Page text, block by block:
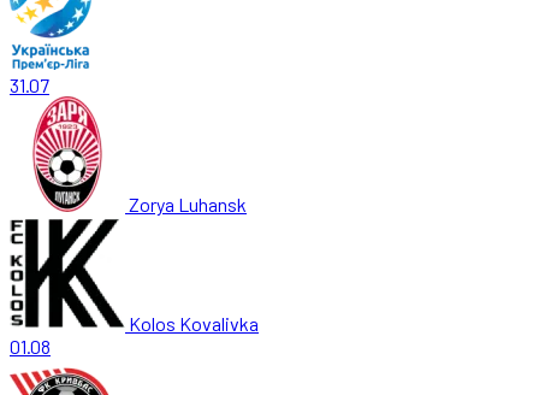
31.07
Zorya Luhansk
Kolos Kovalivka
01.08